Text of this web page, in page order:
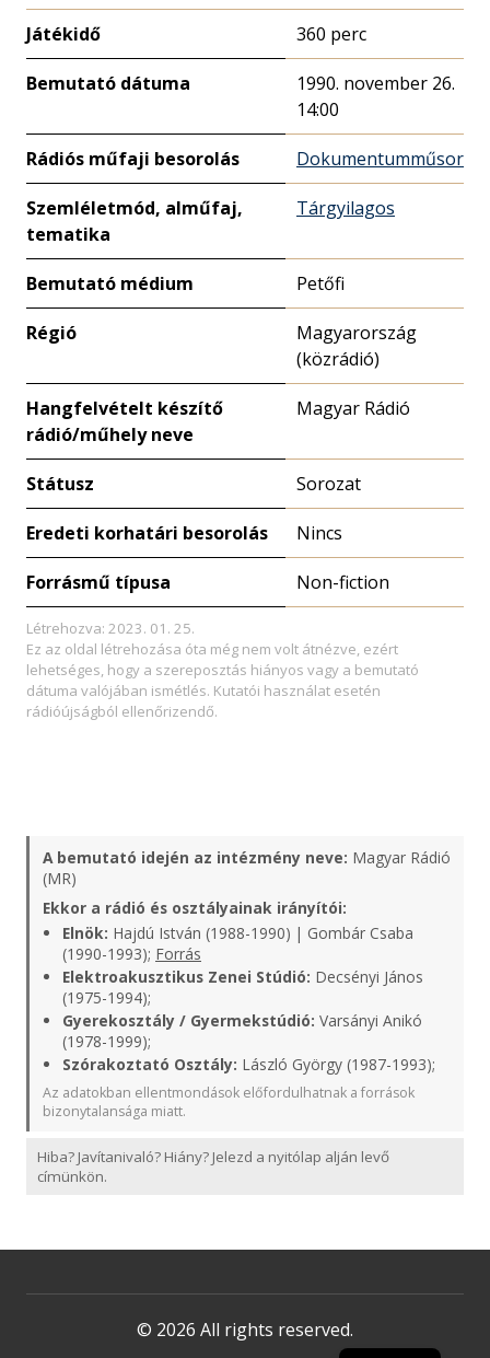
Játékidő 360 perc
Bemutató dátuma
1990. november 26.
14:00
Rádiós műfaji besorolás Dokumentumműsor
Szemléletmód, alműfaj,
tematika
Tárgyilagos
Bemutató médium Petőfi
Régió
Magyarország
(közrádió)
Hangfelvételt készítő
rádió/műhely neve
Magyar Rádió
Státusz Sorozat
Eredeti korhatári besorolás Nincs
Forrásmű típusa Non-fiction
Létrehozva: 2023. 01. 25.
Ez az oldal létrehozása óta még nem volt átnézve, ezért
lehetséges, hogy a szereposztás hiányos vagy a bemutató
dátuma valójában ismétlés. Kutatói használat esetén
rádióújságból ellenőrizendő.
A bemutató idején az intézmény neve: Magyar Rádió
(MR)
Ekkor a rádió és osztályainak irányítói:
Elnök: Hajdú István (1988-1990) | Gombár Csaba
(1990-1993); Forrás
Elektroakusztikus Zenei Stúdió: Decsényi János
(1975-1994);
Gyerekosztály / Gyermekstúdió: Varsányi Anikó
(1978-1999);
Szórakoztató Osztály: László György (1987-1993);
Az adatokban ellentmondások előfordulhatnak a források
bizonytalansága miatt.
Hiba? Javítanivaló? Hiány? Jelezd a nyitólap alján levő
címünkön.
© 2026 All rights reserved.